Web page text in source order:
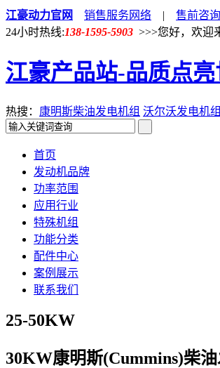
江豪动力官网 销售服务网络 | 售前咨
24小时热线:138-1595-5903 >>>您好，欢迎
江豪产品站-品质点
热搜： 康明斯柴油发电机组 沃尔沃发电机组
首页
发动机品牌
功率范围
应用行业
特殊机组
功能分类
配件中心
案例展示
联系我们
25-50KW
30KW康明斯(Cummins)柴油